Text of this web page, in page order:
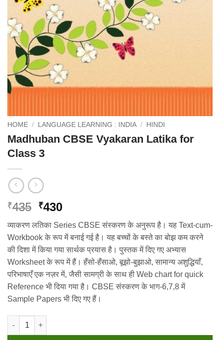
HOME / LANGUAGE LEARNING : INDIA / HINDI
Madhuban CBSE Vyakaran Latika for
Class 3
₹435 Original
price
was:
₹435.
₹430Current
is:
₹430.
व्याकरण लतिका Series CBSE संस्करण के अनुरूप है। यह Text-cum-
Workbook के रूप में बनाई गई है। यह बच्‍चों के बस्ते का बोझ कम करने
की दिशा में किया गया सार्थक प्रयास है। पुस्तक में दिए गए अभ्यास
Worksheet के रूप में हैं। हँसो-हँसाओ, बूझो-बुझाओ, सामान्य अशुद्धियाँ,
परिभाषाएँ एक नज़र में, जैसी सामग्री के साथ ही Web chart for quick
Reference भी दिया गया है। CBSE संस्करण के भाग-6,7,8 में
Sample Papers भी दिए गए हैं।
Madhuban CBSE Vyakaran Latika for Class 3 quantity